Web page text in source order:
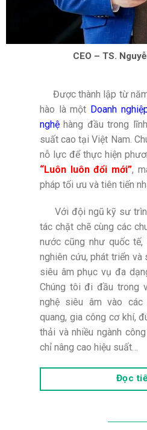
CEO – TS.
Được thành lập từ
hào là một Doanh
nghệhàng đầu trong
suất cao tại Việt Nam.
nỗ lực để thực hiện
“Luôn luôn đổi mới”,
pháp tối ưu và tiên tiến
Với đội ngũ kỹ sư
tác chặt chẽ cùng các
nước cũng như quốc tế,
nghiên cứu, phát triển
siêu âm phục vụ đa
Chúng tôi đi đầu trong
nghệ siêu âm vào các
quang, gia công cơ khí,
thải và nhiều ngành
chỉ nâng cao hiệu suất…
Đọc